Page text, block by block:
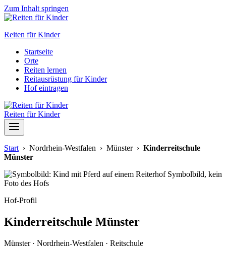
Zum Inhalt springen
Reiten für Kinder
Startseite
Orte
Reiten lernen
Reitausrüstung für Kinder
Hof eintragen
Reiten für Kinder
Start › Nordrhein-Westfalen › Münster › Kinderreitschule
Münster
Symbolbild, kein
Foto des Hofs
Hof-Profil
Kinderreitschule Münster
Münster · Nordrhein-Westfalen · Reitschule